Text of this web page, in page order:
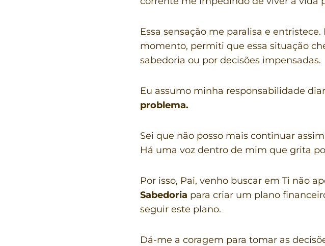
Essa sensação me paralisa e
momento, permiti que essa situação
sabedoria ou por decisões impensadas.
Eu assumo minha responsabilidade
problema.
Sei que não posso mais continuar
Há uma voz dentro de mim que grita
Por isso, Pai, venho buscar em Ti não
Sabedoria para criar um plano
seguir este plano.
Dá-me a coragem para tomar as